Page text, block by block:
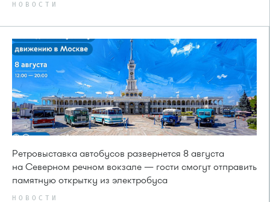
НОВОСТИ
Ретровыставка автобусов развернется 8 августа
на Северном речном вокзале — гости смогут отправить
памятную открытку из электробуса
НОВОСТИ